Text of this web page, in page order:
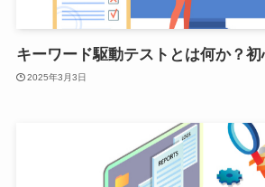
キーワード駆動テストとは何か？
2025年3月3日